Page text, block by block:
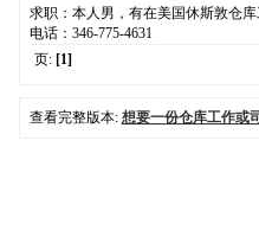
求职：本人男，有在美国休斯敦仓
电话：346-775-4631
页: [1]
查看完整版本: 想要一份仓库工作或